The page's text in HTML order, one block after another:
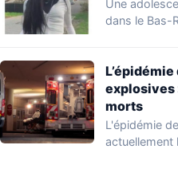
Une
dans le Bas-
explosives
morts
L'épidémie
actuellement